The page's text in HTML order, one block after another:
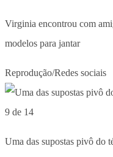
Virginia encontrou com
modelos para jantar
Reprodução/Redes sociais
9 de 14
Uma das supostas pivô do